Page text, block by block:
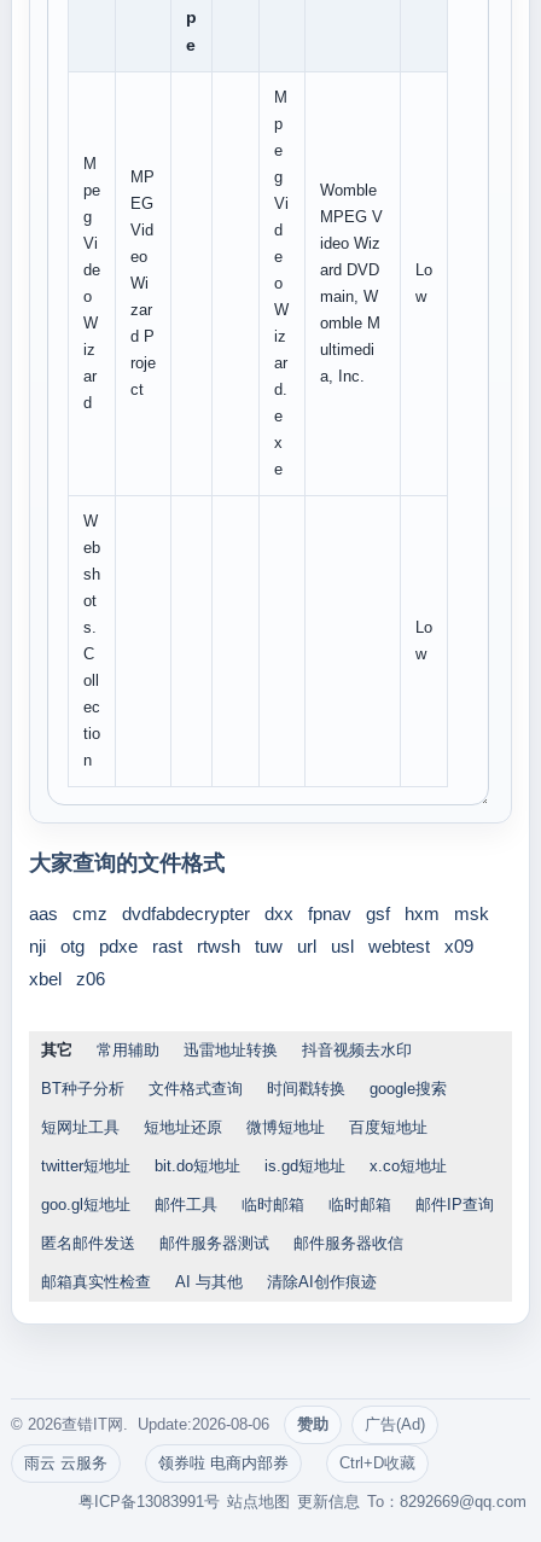
p
e
M
pe
g
Vi
de
o
W
iz
ar
d
MP
EG
Vid
eo
Wi
zar
d P
roje
ct
M
p
e
g
Vi
d
e
o
W
iz
ar
d.
e
x
e
Womble
MPEG V
ideo Wiz
ard DVD
main, W
omble M
ultimedi
a, Inc.
Lo
w
W
eb
sh
ot
s.
C
oll
ec
tio
n
Lo
w
大家查询的文件格式
aas cmz dvdfabdecrypter dxx fpnav gsf hxm
msk
nji
otg pdxe rast rtwsh tuw url usl webtest
x09
xbel
z06
其它 常用辅助 迅雷地址转换 抖音视频去水印
BT种子分析 文件格式查询 时间戳转换 google搜索
短网址工具 短地址还原 微博短地址 百度短地址
twitter短地址 bit.do短地址 is.gd短地址 x.co短地址
goo.gl短地址 邮件工具 临时邮箱 临时邮箱 邮件IP查询
匿名邮件发送 邮件服务器测试 邮件服务器收信
邮箱真实性检查 AI 与其他 清除AI创作痕迹
© 2026查错IT网. Update:2026-08-06 赞助 广告(Ad)
雨云 云服务 领券啦 电商内部券 Ctrl+D收藏
To：8292669@qq.com
更新信息
站点地图
粤ICP备13083991号